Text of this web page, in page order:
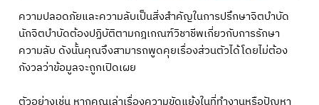
ความปลอดภัยและความลับเป็นสิ่งสำคัญในการปรึกษาจิตบำบัด
นักจิตบำบัดต้องปฏิบัติตามกฎเกณฑ์วิชาชีพเกี่ยวกับการรักษา
ความลับ ดังนั้นคุณจึงสามารถพูดคุยเรื่องส่วนตัวได้โดยไม่ต้อง
กังวลว่าข้อมูลจะถูกเปิดเผย